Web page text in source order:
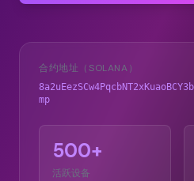
合约地址（SOLANA）
mp
500+
活跃设备